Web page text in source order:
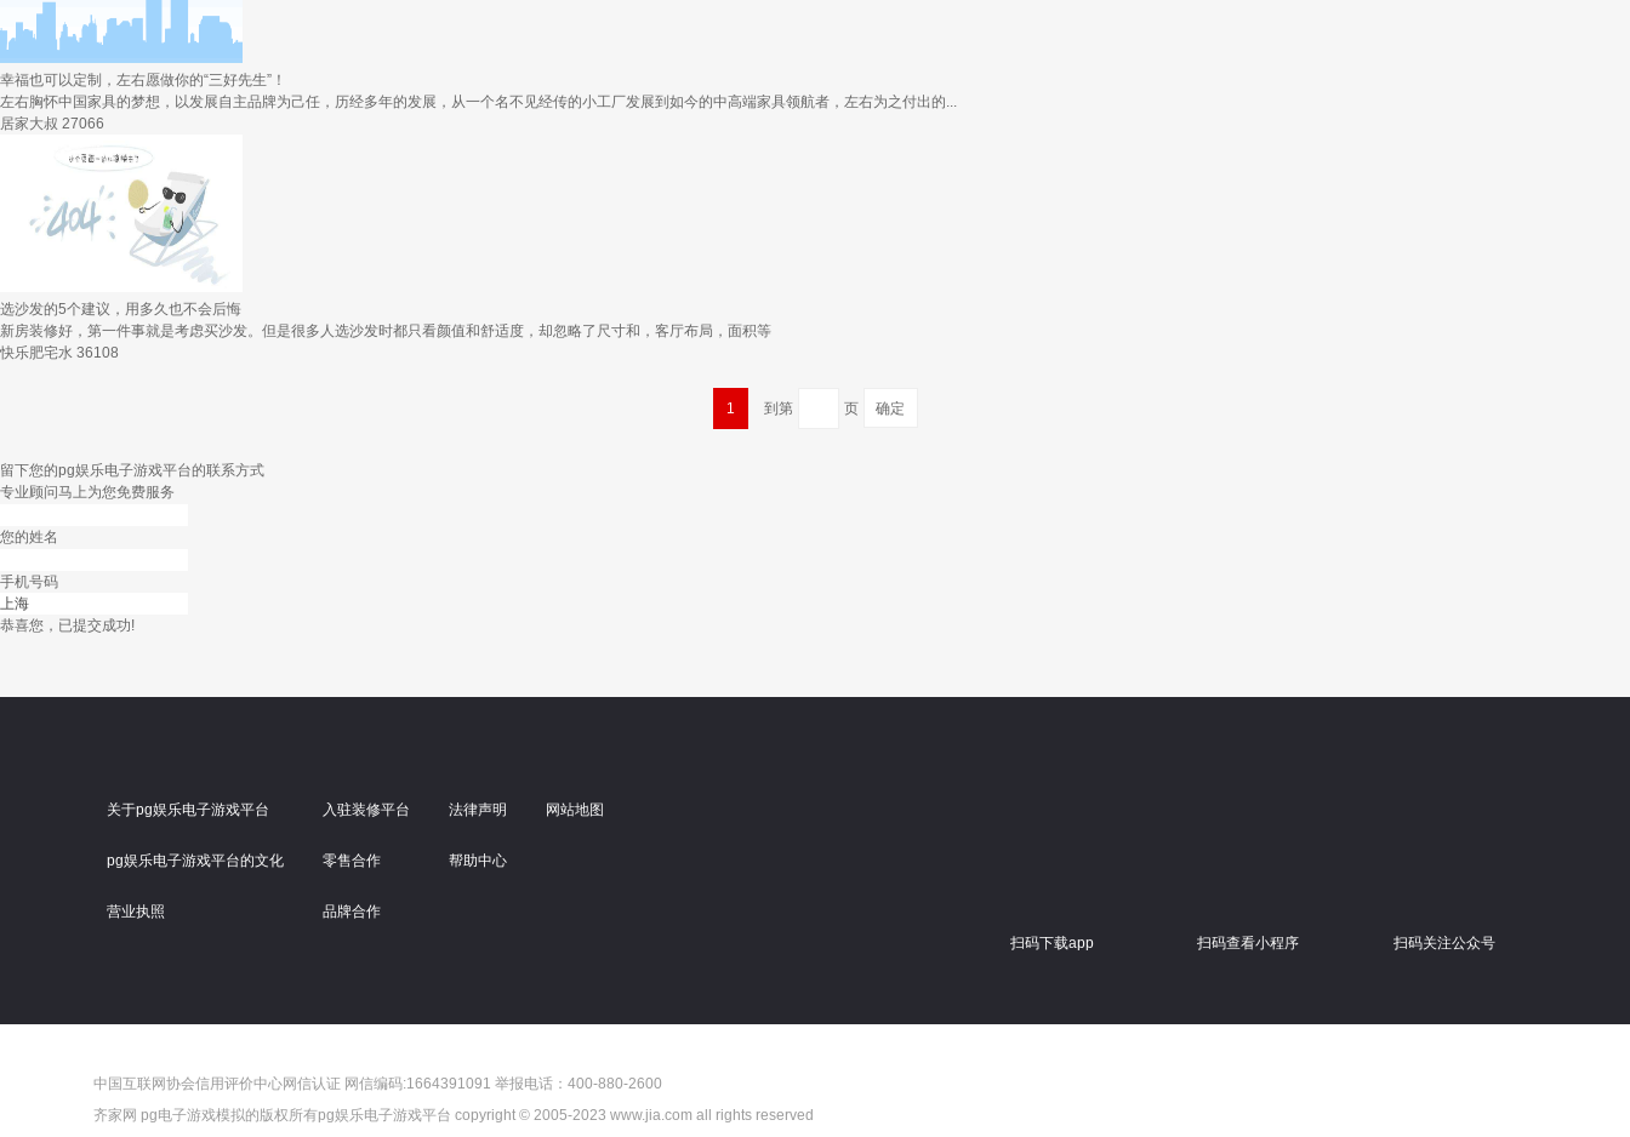
幸福也可以定制，左右愿做你的“三好先生”！
左右胸怀中国家具的梦想，以发展自主品牌为己任，历经多年的发展，从一个名不见经传的小工厂发展到如今的中高端家具领航者，左右为之付出的...
居家大叔 27066
选沙发的5个建议，用多久也不会后悔
新房装修好，第一件事就是考虑买沙发。但是很多人选沙发时都只看颜值和舒适度，却忽略了尺寸和，客厅布局，面积等
快乐肥宅水 36108
1 页
到第
留下您的pg娱乐电子游戏平台的联系方式
专业顾问马上为您免费服务
您的姓名
手机号码
恭喜您，已提交成功!
关于pg娱乐电子游戏平台
pg娱乐电子游戏平台的文化
营业执照
入驻装修平台
零售合作
品牌合作
法律声明
帮助中心
网站地图
扫码下载app 扫码查看小程序 扫码关注公众号
中国互联网协会信用评价中心网信认证 网信编码:1664391091 举报电话：400-880-2600
齐家网 pg电子游戏模拟的版权所有pg娱乐电子游戏平台 copyright © 2005-2023 www.jia.com all rights reserved